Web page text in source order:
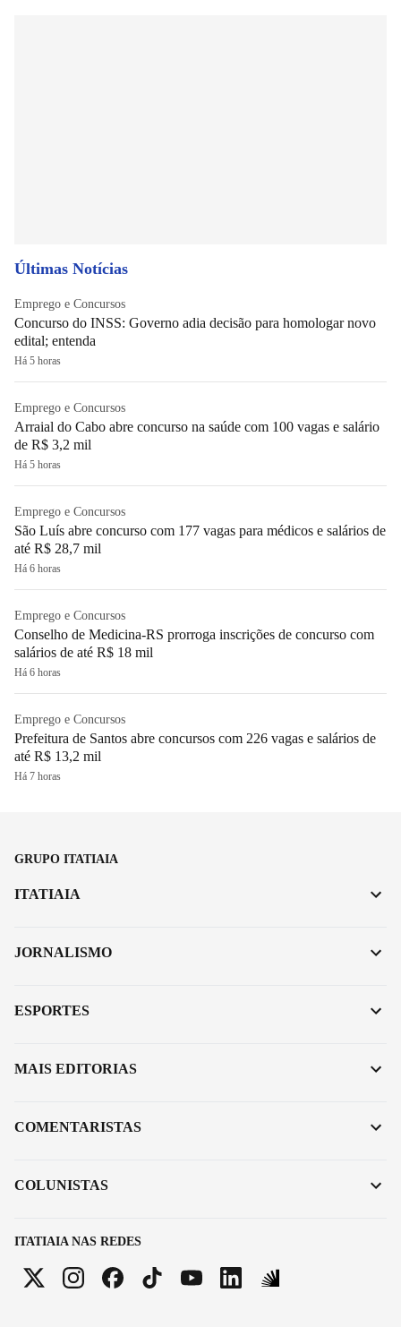
Últimas Notícias
Emprego e Concursos
Concurso do INSS: Governo adia decisão para homologar novo
edital; entenda
Há 5 horas
Emprego e Concursos
Arraial do Cabo abre concurso na saúde com 100 vagas e salário
de R$ 3,2 mil
Há 5 horas
Emprego e Concursos
São Luís abre concurso com 177 vagas para médicos e salários de
até R$ 28,7 mil
Há 6 horas
Emprego e Concursos
Conselho de Medicina-RS prorroga inscrições de concurso com
salários de até R$ 18 mil
Há 6 horas
Emprego e Concursos
Prefeitura de Santos abre concursos com 226 vagas e salários de
até R$ 13,2 mil
Há 7 horas
GRUPO ITATIAIA
ITATIAIA NAS REDES
ITATIAIA
JORNALISMO
ESPORTES
MAIS EDITORIAS
COMENTARISTAS
COLUNISTAS